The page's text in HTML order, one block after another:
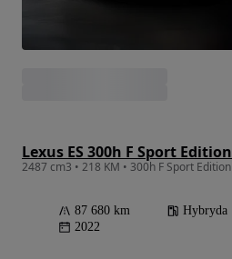
Lexus ES 300h F Sport Edition
87 680 km Hybryda
2022